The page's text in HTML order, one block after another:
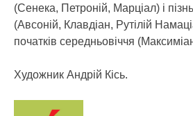
(Cенека, Петроній, Марціал) і
(Авсоній, Клавдіан, Рутілій
початків середньовіччя
Художник Андрій Кісь.